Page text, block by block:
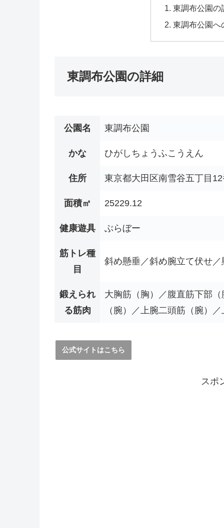
東調布公園の
東調布公園へ
東調布公園の詳細
公園名 東調布公園
かな ひがしちょうふこうえん
住所 東京都大田区南雪谷五丁目
面積㎡ 25229.12
健康遊具 ぶらぼー
筋トレ種
目
斜め懸垂／斜め腕立て伏せ
鍛えられ
る筋肉
大胸筋（胸）／腹直筋下部
（腕）／上腕二頭筋（腕）
公式サイトはこちら
スポ